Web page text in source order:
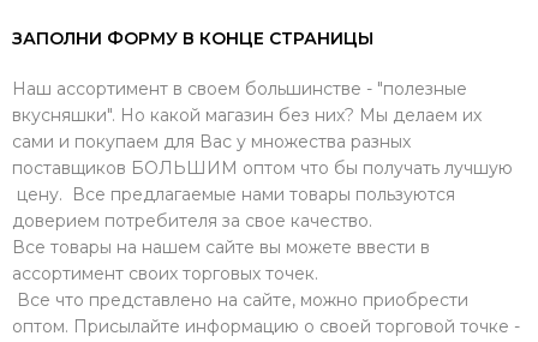
ЗАПОЛНИ ФОРМУ В КОНЦЕ СТРАНИЦЫ
Наш ассортимент в своем большинстве - "полезные
вкусняшки". Но какой магазин без них? Мы делаем их
сами и покупаем для Вас у множества разных
поставщиков БОЛЬШИМ оптом что бы получать лучшую
цену. Все предлагаемые нами товары пользуются
доверием потребителя за свое качество.
Все товары на нашем сайте вы можете ввести в
ассортимент своих торговых точек.
Все что представлено на сайте, можно приобрести
оптом. Присылайте информацию о своей торговой точке -